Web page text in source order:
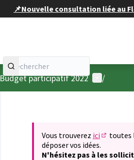
📌Nouvelle consultation liée au
Budget participatif 2022 Menu
/
Vous trouverez ici
(S'ouvre
toutes
déposer vos idées.
N'hésitez pas à les